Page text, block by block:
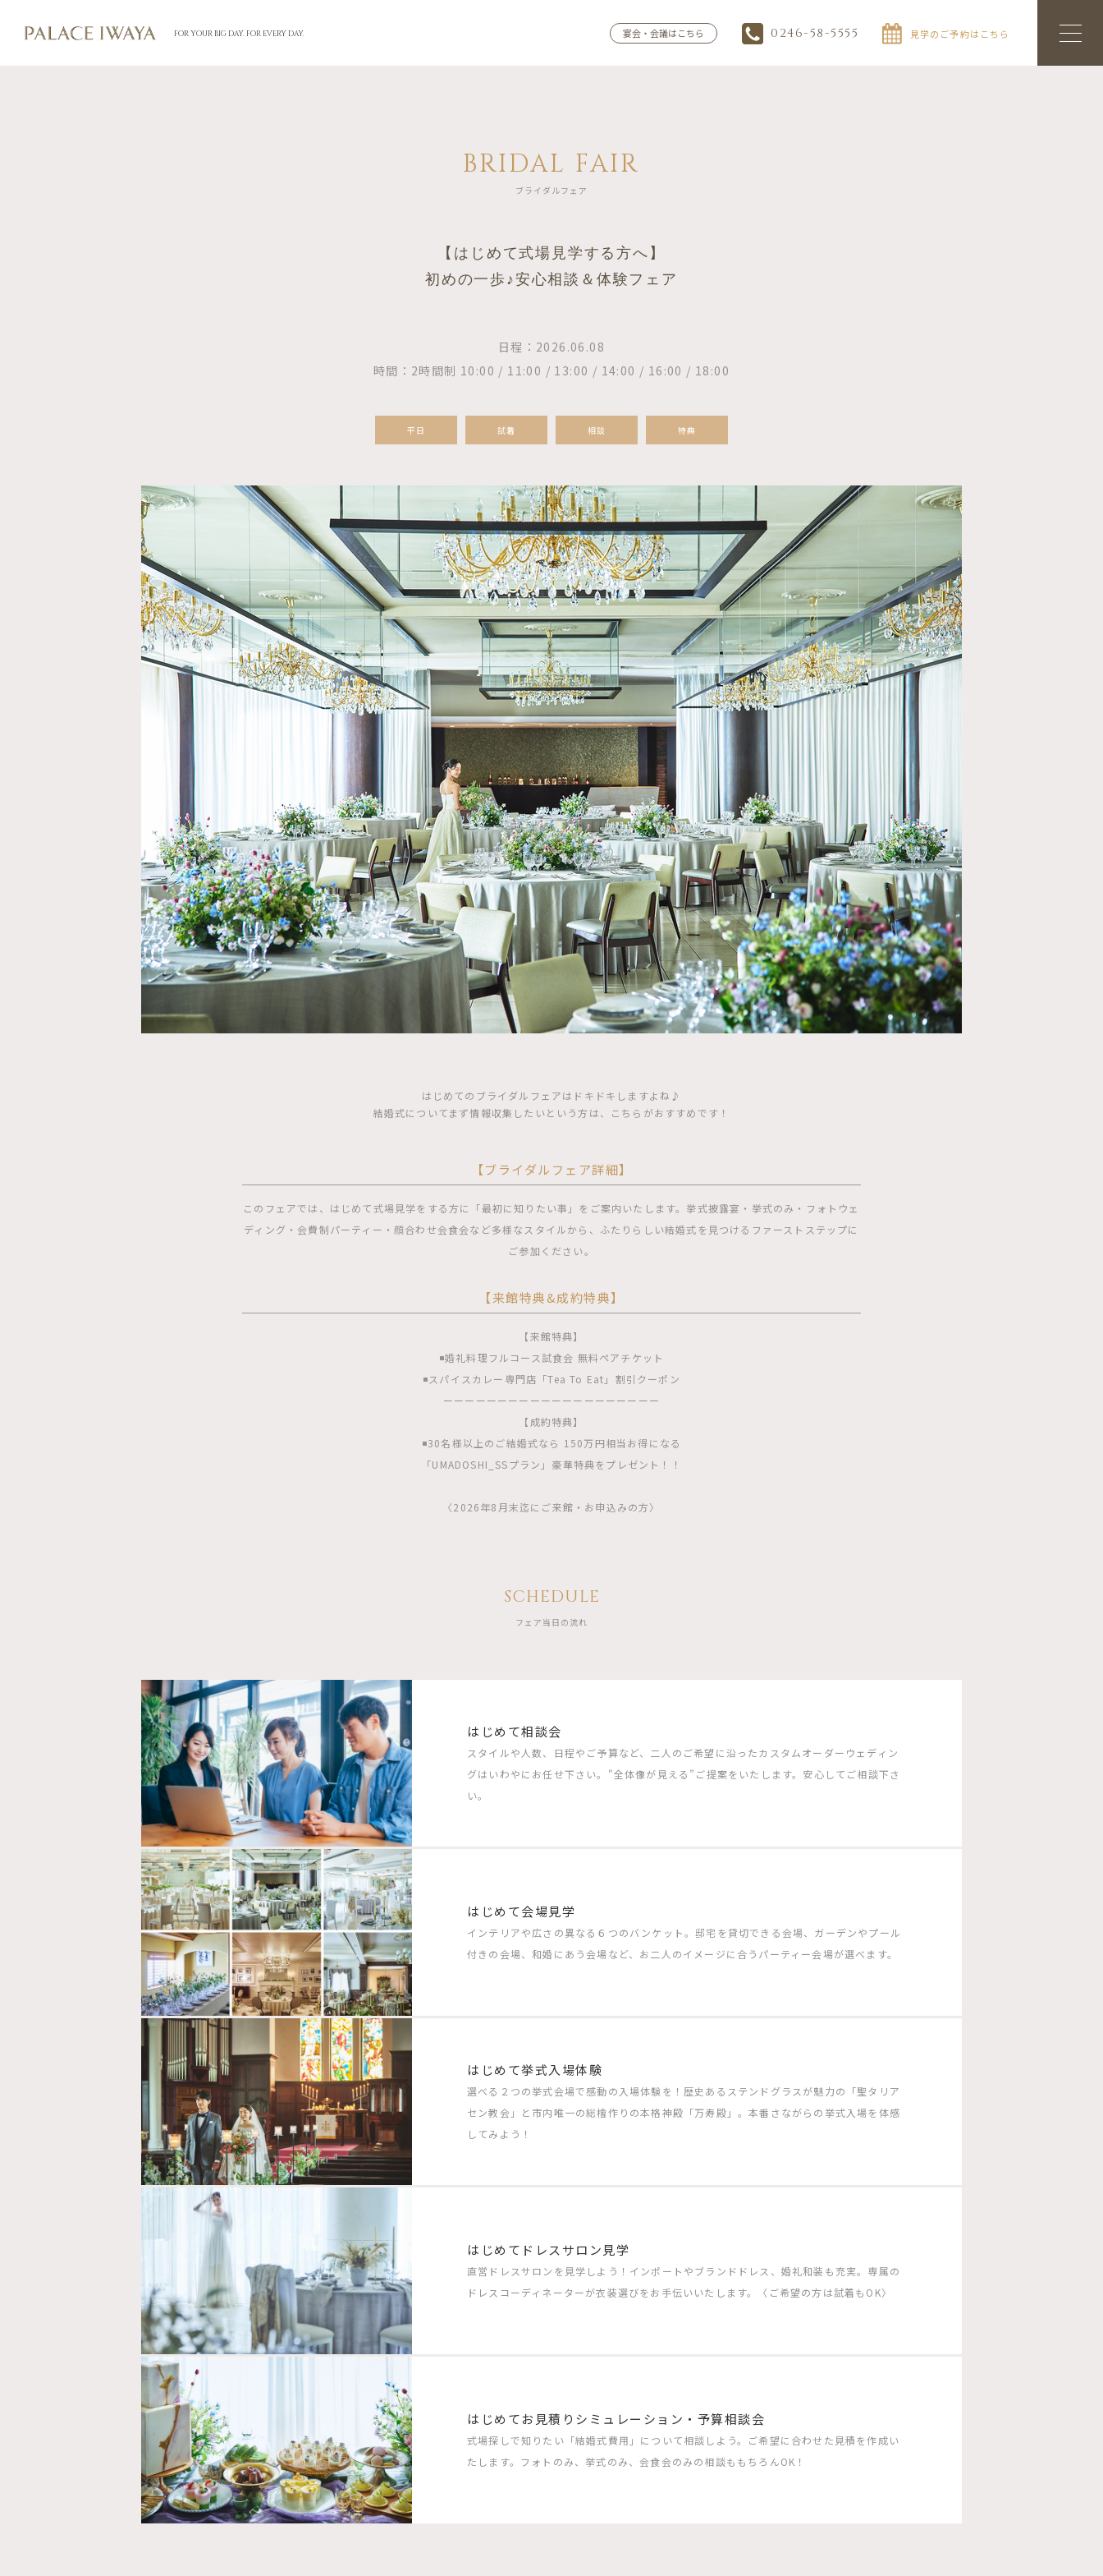
FOR YOUR BIG DAY. FOR EVERY DAY. 宴会・会議はこちら 0246-58-5555 見学のご予約はこちら
BRIDAL FAIR
ブライダルフェア
【はじめて式場見学する方へ】
初めの一歩♪安心相談＆体験フェア
日程：2026.06.08
時間：2時間制 10:00 / 11:00 / 13:00 / 14:00 / 16:00 / 18:00
平日 試着 相談 特典
はじめてのブライダルフェアはドキドキしますよね♪
結婚式についてまず情報収集したいという方は、こちらがおすすめです！
【ブライダルフェア詳細】
このフェアでは、はじめて式場見学をする方に「最初に知りたい事」をご案内いたします。挙式披露宴・挙式のみ・フォトウェ
ディング・会費制パーティー・顔合わせ会食会など多様なスタイルから、ふたりらしい結婚式を見つけるファーストステップに
ご参加ください。
【来館特典&成約特典】
【来館特典】
◾️婚礼料理フルコース試食会 無料ペアチケット
◾️スパイスカレー専門店「Tea To Eat」割引クーポン
ーーーーーーーーーーーーーーーーーーーー
【成約特典】
◾️30名様以上のご結婚式なら 150万円相当お得になる
「UMADOSHI_SSプラン」豪華特典をプレゼント！！
〈2026年8月末迄にご来館・お申込みの方〉
SCHEDULE
フェア当日の流れ
はじめて相談会
スタイルや人数、日程やご予算など、二人のご希望に沿ったカスタムオーダーウェディン
グはいわやにお任せ下さい。"全体像が見える”ご提案をいたします。安心してご相談下さ
い。
はじめて会場見学
インテリアや広さの異なる６つのバンケット。邸宅を貸切できる会場、ガーデンやプール
付きの会場、和婚にあう会場など、お二人のイメージに合うパーティー会場が選べます。
はじめて挙式入場体験
選べる２つの挙式会場で感動の入場体験を！歴史あるステンドグラスが魅力の「聖タリア
セン教会」と市内唯一の総檜作りの本格神殿「万寿殿」。本番さながらの挙式入場を体感
してみよう！
はじめてドレスサロン見学
直営ドレスサロンを見学しよう！インポートやブランドドレス、婚礼和装も充実。専属の
ドレスコーディネーターが衣装選びをお手伝いいたします。〈ご希望の方は試着もOK〉
はじめてお見積りシミュレーション・予算相談会
式場探しで知りたい「結婚式費用」について相談しよう。ご希望に合わせた見積を作成い
たします。フォトのみ、挙式のみ、会食会のみの相談ももちろんOK！